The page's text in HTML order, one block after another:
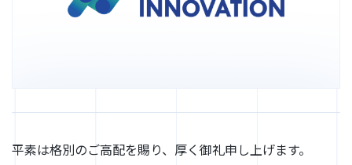
平素は格別のご高配を賜り、厚く御礼申し上げます。